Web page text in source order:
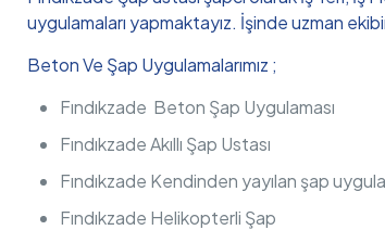
uygulamaları yapmaktayız. İşinde uzman
Beton Ve Şap Uygulamalarımız ;
Fındıkzade Beton Şap Uygulaması
Fındıkzade Akıllı Şap Ustası
Fındıkzade Kendinden yayılan şap
Fındıkzade Helikopterli Şap